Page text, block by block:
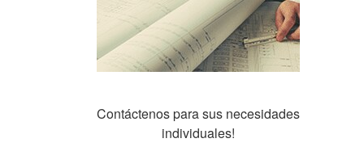
Contáctenos para sus necesidades
individuales!